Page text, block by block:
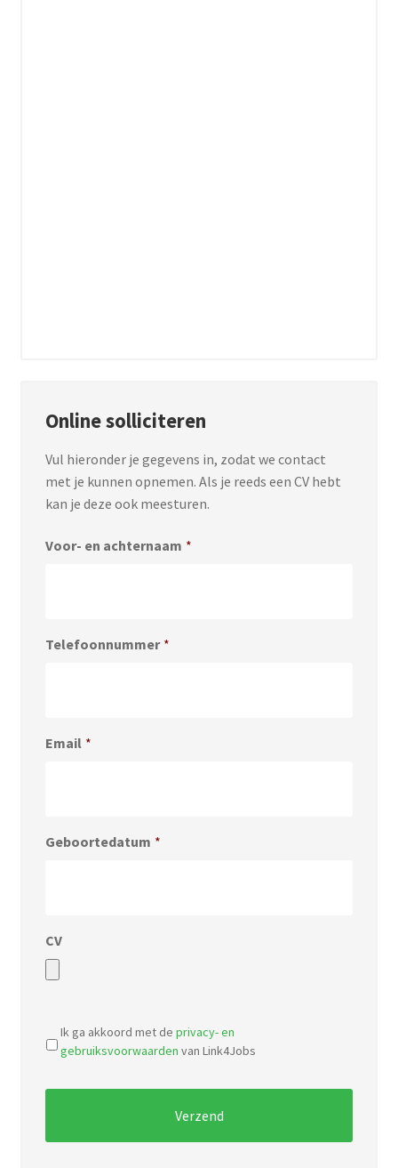
Online solliciteren
Vul hieronder je gegevens in, zodat we contact
met je kunnen opnemen. Als je reeds een CV hebt
kan je deze ook meesturen.
Voor- en achternaam *
Telefoonnummer *
Email *
Geboortedatum *
CV
types:
pdf,
doc.
Ik ga akkoord met de privacy- en
gebruiksvoorwaarden van Link4Jobs